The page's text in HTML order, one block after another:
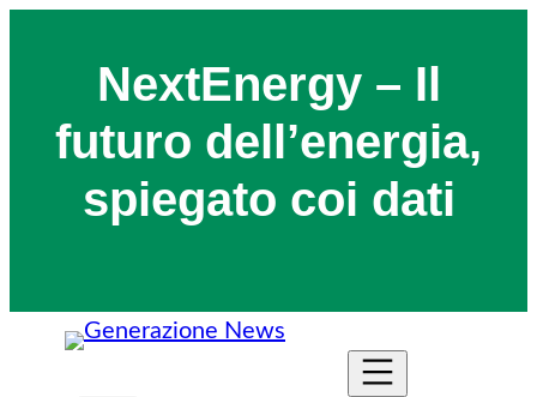
NextEnergy – Il
futuro dell’energia,
spiegato coi dati